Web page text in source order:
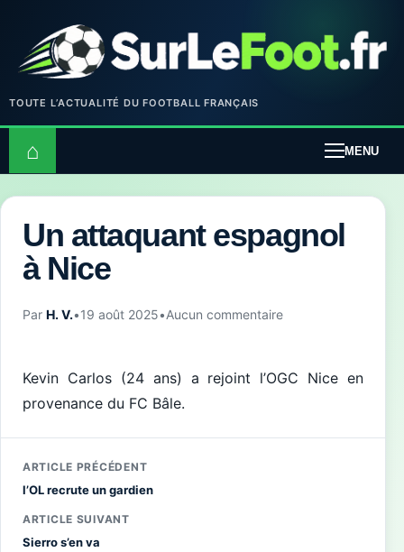
TOUTE L’ACTUALITÉ DU FOOTBALL FRANÇAIS
⌂ MENU
Un attaquant espagnol
à Nice
Par H. V.•19 août 2025•Aucun commentaire
Kevin Carlos (24 ans) a rejoint l’OGC Nice en
provenance du FC Bâle.
ARTICLE PRÉCÉDENT
l’OL recrute un gardien
ARTICLE SUIVANT
Sierro s’en va